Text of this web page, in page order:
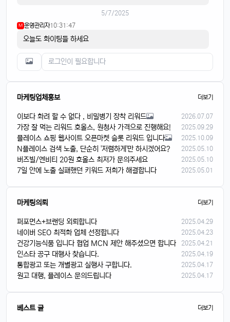
5/7/2025
M 운영관리자10:31:47
오늘도 화이팅들 하세요
마케팅업체홍보 더보기
이보다 화려 할 수 없다 , 비밀병기 장착 리워드 2026.07.07
가장 잘 먹는 리워드 호올스, 원청사 가격으로 진행해요! 2025.09.29
플레이스 쇼핑 웹사이트 오픈마켓 슬롯 리워드 입니다 2025.10.09
N플레이스 검색 노출, 단순히 '저렴하게'만 하시겠어요? 2025.05.10
버즈빌/엔비티 20원 호올스 최저가 문의주세요 2025.05.10
7일 안에 노출 실패했던 키워드 저희가 해결합니다 2025.05.01
마케팅의뢰 더보기
퍼포먼스+브랜딩 외뢰합니다 2025.04.29
네이버 SEO 최적화 업체 선정합니다 2025.04.23
건강기능식품 입니다 협업 MCN 제안 해주셨으면 합니다 2025.04.21
인스타 공구 대행사 찾습니다. 2025.04.19
통합광고 또는 개별광고 실행사 구합니다. 2025.04.17
원고 대행, 플레이스 문의드립니다 2025.04.17
베스트 글 더보기